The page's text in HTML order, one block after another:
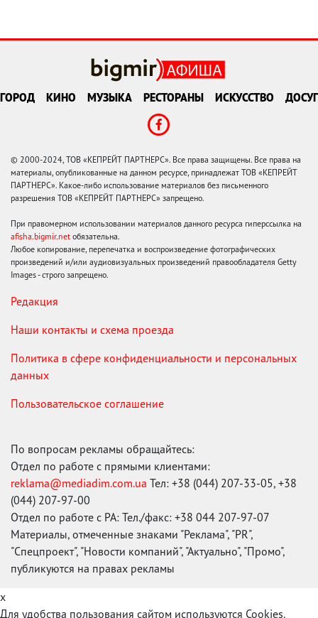
ГОРОД КИНО МУЗЫКА РЕСТОРАНЫ ИСКУССТВО ДОСУГ
© 2000-2024, ТОВ «КЕПРЕЙТ ПАРТНЕРС». Все права защищены. Все права на
материалы, опубликованные на данном ресурсе, принадлежат ТОВ «КЕПРЕЙТ
ПАРТНЕРС». Какое-либо использование материалов без письменного
разрешения ТОВ «КЕПРЕЙТ ПАРТНЕРС» запрещено.
При правомерном использовании материалов данного ресурса гиперссылка на
afisha.bigmir.net обязательна.
Любое копирование, перепечатка и воспроизведение фотографических
произведений и/или аудиовизуальных произведений правообладателя Getty
Images - строго запрещено.
Редакция
Наши контакты и схема проезда
Политика в сфере конфиденциальности и персональных
данных
Пользовательское соглашение
По вопросам рекламы обращайтесь:
Отдел по работе с прямыми клиентами:
reklama@mediadim.com.ua Тел: +38 (044) 207-33-05, +38
(044) 207-97-00
Отдел по работе с РА: Тел./факс: +38 044 207-97-07
Материалы, отмеченные знаками "Реклама", "PR",
"Спецпроект", "Новости компаний", "Актуально", "Промо",
публикуются на правах рекламы
x
Для удобства пользования сайтом используются Cookies.